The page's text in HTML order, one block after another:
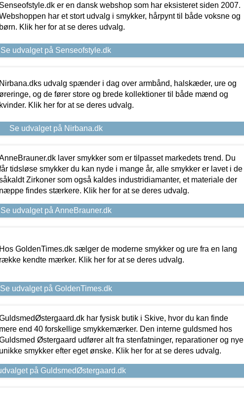
Senseofstyle.dk er en dansk webshop som har eksisteret siden 2007.
har et stort udvalg i smykker, hårpynt til både voksne og
børn. Klik her for at se deres udvalg.
Se udvalget på Senseofstyle.dk
Nirbana.dks udvalg spænder i dag over armbånd, halskæder, ure og
og de fører store og brede kollektioner til både mænd og
kvinder. Klik her for at se deres udvalg.
Se udvalget på Nirbana.dk
laver smykker som er tilpasset markedets trend. Du
tidsløse smykker du kan nyde i mange år, alle smykker er lavet i de
Zirkoner som også kaldes industridiamanter, et materiale der
næppe findes stærkere. Klik her for at se deres udvalg.
Se udvalget på AnneBrauner.dk
Hos GoldenTimes.dk sælger de moderne smykker og ure fra en lang
række kendte mærker. Klik her for at se deres udvalg.
Se udvalget på GoldenTimes.dk
har fysisk butik i Skive, hvor du kan finde
mere end 40 forskellige smykkemærker. Den interne guldsmed hos
Østergaard udfører alt fra stenfatninger, reparationer og nye
unikke smykker efter eget ønske. Klik her for at se deres udvalg.
på GuldsmedØstergaard.dk